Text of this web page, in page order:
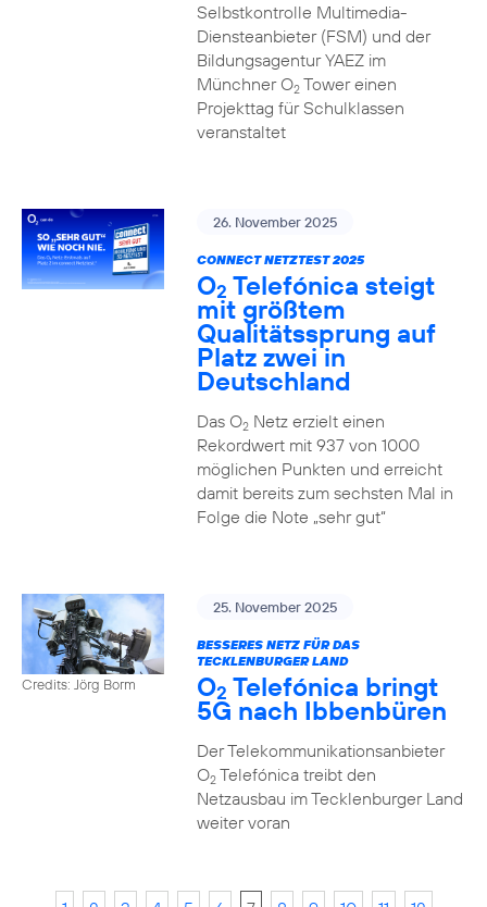
Selbstkontrolle Multimedia-
Diensteanbieter (FSM) und der
Bildungsagentur YAEZ im
Münchner O2Tower einen
Projekttag für Schulklassen
veranstaltet
26. November 2025
CONNECT NETZTEST 2025
O2 Telefónica steigt
mit größtem
Qualitätssprung auf
Platz zwei in
Deutschland
Das O2Netz erzielt einen
Rekordwert mit 937 von 1000
möglichen Punkten und erreicht
damit bereits zum sechsten Mal in
Folge die Note „sehr gut“
Credits: Jörg Borm
25. November 2025
BESSERES NETZ FÜR DAS
TECKLENBURGER LAND
O2 Telefónica bringt
5G nach Ibbenbüren
Der Telekommunikationsanbieter
O2Telefónica treibt den
Netzausbau im Tecklenburger Land
weiter voran